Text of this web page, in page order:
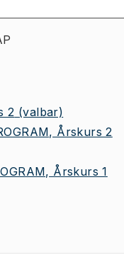
2 (valbar)
Årskurs 2
Årskurs 1